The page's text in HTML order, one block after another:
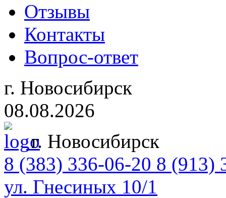
Отзывы
Контакты
Вопрос-ответ
г. Новосибирск
08.08.2026
г. Новосибирск
8 (383) 336-06-20 8 (913)
ул. Гнесиных 10/1